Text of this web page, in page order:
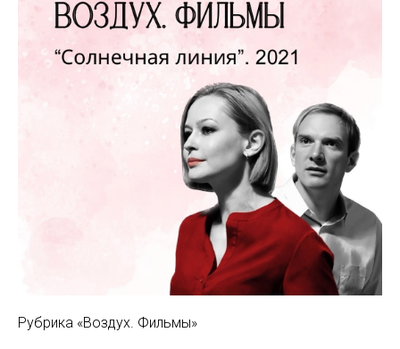
Рубрика «Воздух. Фильмы»